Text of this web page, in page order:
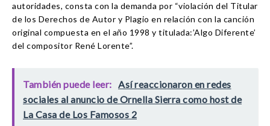
autoridades, consta con la demanda por “violación del Titular
de los Derechos de Autor y Plagio en relación con la canción
original compuesta en el año 1998 y titulada:’Algo Diferente’
del compositor René Lorente”.
También puede leer: Así reaccionaron en redes
sociales al anuncio de Ornella Sierra como host de
La Casa de Los Famosos 2